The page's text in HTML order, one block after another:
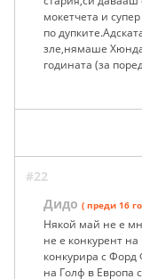
мокетчета и
по
зле,нямаше
годината (за
#22
Дидо ( преди 16
Някой май не е
не е конкурент
конкурира с
на Голф в Европа